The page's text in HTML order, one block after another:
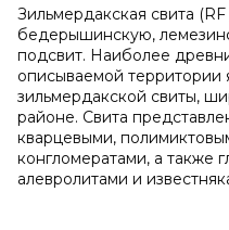
Зильмердакская свита (RF
бедерышинскую,
подсвит. Наиболее
описываемой территории
зильмердакской свиты,
районе. Свита
кварцевыми,
конгломератами, а также
алевролитами и